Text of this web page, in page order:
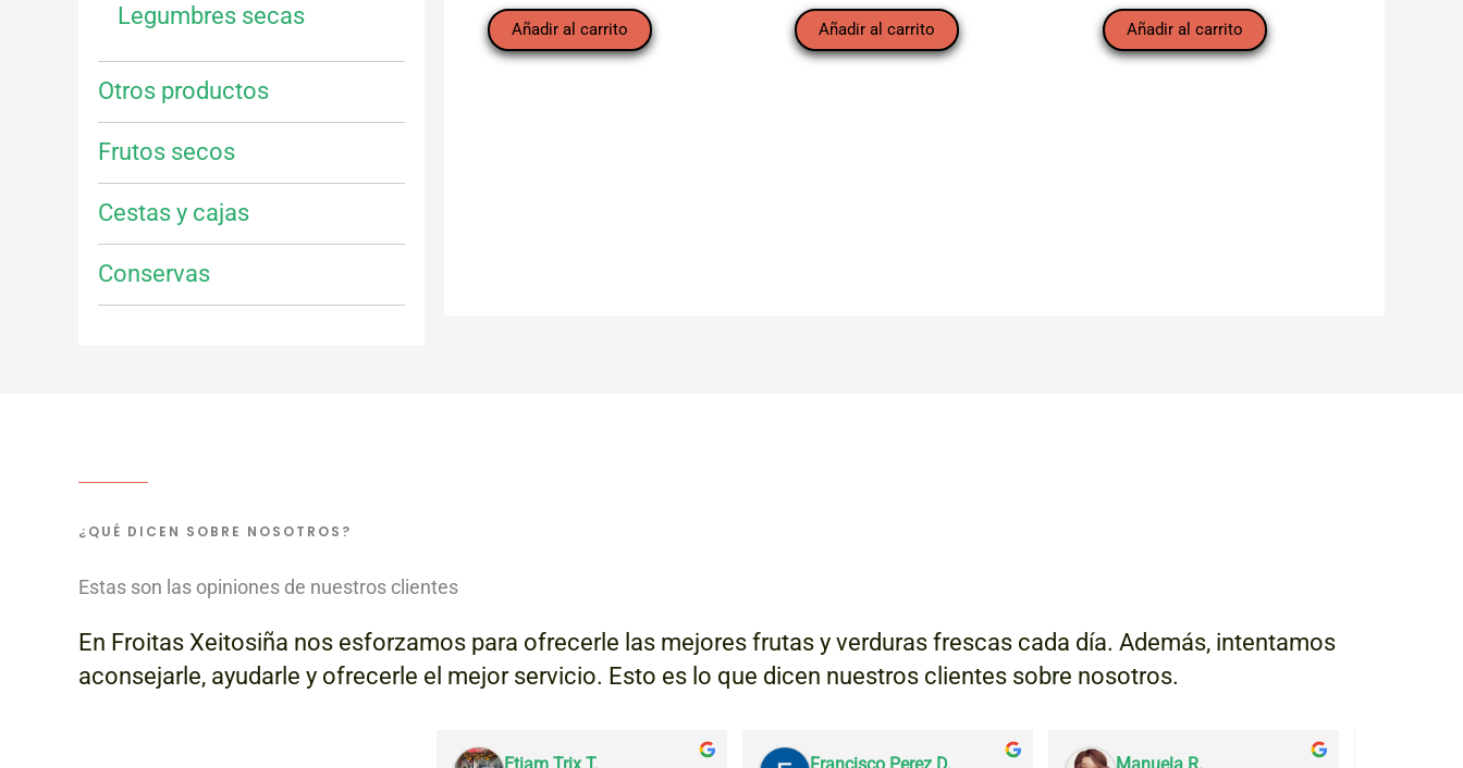
Legumbres secas
Otros productos
Frutos secos
Cestas y cajas
Conservas
"Chicón"
cantidad
Añadir al carrito
Eucalipto
(1kg.),
Añadir al carrito
Eucalipto
(1/2kg.),
Añadir al carrito
¿QUÉ DICEN SOBRE NOSOTROS?
Estas son las opiniones de nuestros clientes
En Froitas Xeitosiña nos esforzamos para ofrecerle las mejores frutas y verduras frescas cada día. Además, intentamos
aconsejarle, ayudarle y ofrecerle el mejor servicio. Esto es lo que dicen nuestros clientes sobre nosotros.